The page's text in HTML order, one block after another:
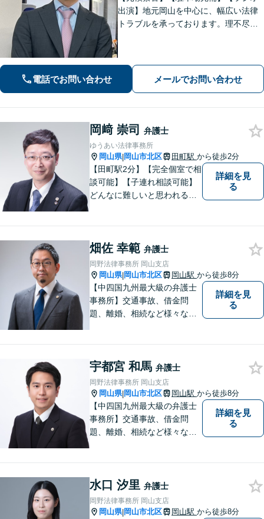
出演】地元岡山を中心に、幅広い法律
トラブルを承っております。理不尽な
にご相談ください【WEB面談｜夜間面
談可】
電話でお問い合わせ メールでお問い合わせ
岡﨑 崇司 弁護士
ゆうあい法律事務所
岡山県|岡山市北区 田町駅 から徒歩2分
【田町駅2分】【完全個室で相
談可能】【子連れ相談可能】
どんなに難しいと思われる案
ている皆さまの現状を良い方
向に変化させることができる
ように全力を尽くします。
詳細を見
る
畑佐 幸範 弁護士
岡野法律事務所 岡山支店
岡山県|岡山市北区 岡山駅 から徒歩8分
【中四国九州最大級の弁護士
事務所】交通事故、借金問
題、離婚、相続など様々な問
い！
詳細を見
る
宇都宮 和馬 弁護士
岡野法律事務所 岡山支店
岡山県|岡山市北区 岡山駅 から徒歩8分
【中四国九州最大級の弁護士
事務所】交通事故、借金問
題、離婚、相続など様々な問
い！
詳細を見
る
水口 汐里 弁護士
岡野法律事務所 岡山支店
岡山県|岡山市北区 岡山駅 から徒歩8分